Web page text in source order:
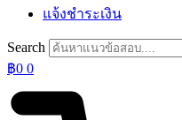
แจ้งชำระเงิน
Search
฿0 0